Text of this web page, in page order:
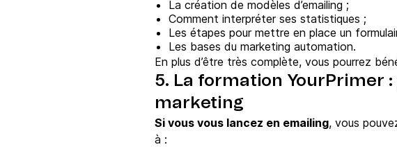
La création de modèles d’emailing ;
Comment interpréter ses statistiques ;
Les étapes pour mettre en place un
Les bases du marketing automation.
En plus d’être très complète, vous pourrez
5. La formation YourPrimer
marketing
Si vous vous lancez en emailing, vous
à :